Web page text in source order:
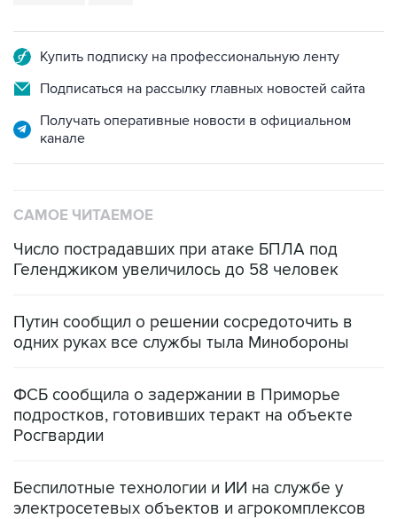
Купить подписку на профессиональную ленту
Подписаться на рассылку главных новостей сайта
Получать оперативные новости в официальном
канале
САМОЕ ЧИТАЕМОЕ
Число пострадавших при атаке БПЛА под
Геленджиком увеличилось до 58 человек
Путин сообщил о решении сосредоточить в
одних руках все службы тыла Минобороны
ФСБ сообщила о задержании в Приморье
подростков, готовивших теракт на объекте
Росгвардии
Беспилотные технологии и ИИ на службе у
электросетевых объектов и агрокомплексов